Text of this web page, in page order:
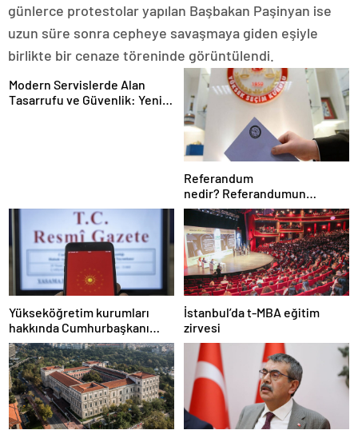
günlerce protestolar yapılan Başbakan Paşinyan ise
uzun süre sonra cepheye savaşmaya giden eşiyle
birlikte bir cenaze töreninde görüntülendi.
Modern Servislerde Alan
Tasarrufu ve Güvenlik: Yeni
Referandum
nedir? Referandumun
yapılma nedenleri
Yükseköğretim kurumları
hakkında Cumhurbaşkanı
kararı Resmi Gazete’de
İstanbul’da t-MBA eğitim
zirvesi